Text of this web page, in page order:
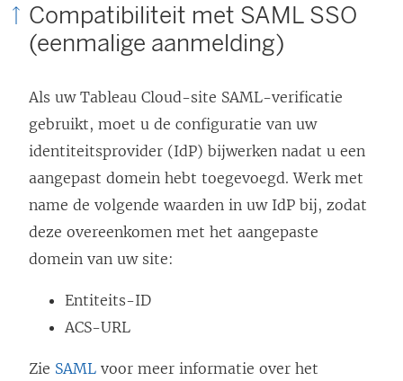
Compatibiliteit met SAML SSO
(eenmalige aanmelding)
Als uw Tableau Cloud-site SAML-verificatie
gebruikt, moet u de configuratie van uw
identiteitsprovider (IdP) bijwerken nadat u een
aangepast domein hebt toegevoegd. Werk met
name de volgende waarden in uw IdP bij, zodat
deze overeenkomen met het aangepaste
domein van uw site:
Entiteits-ID
ACS-URL
Zie SAML voor meer informatie over het